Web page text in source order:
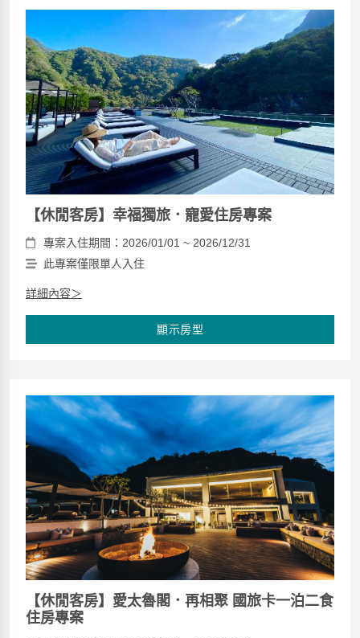
【休閒客房】幸福獨旅．寵愛住房專案
專案入住期間：2026/01/01 ~ 2026/12/31
此專案僅限單人入住
詳細內容＞
顯示房型
【休閒客房】愛太魯閣．再相聚 國旅卡一泊二食
住房專案